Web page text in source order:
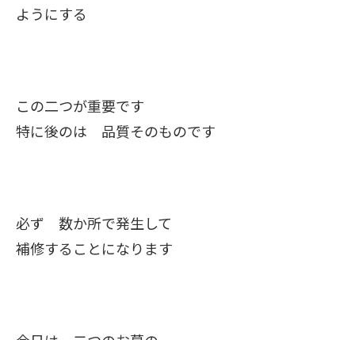
ようにする
この二つが重要です
特に後のは 品質そのものです
必ず 数か所で発生して
補修することになります